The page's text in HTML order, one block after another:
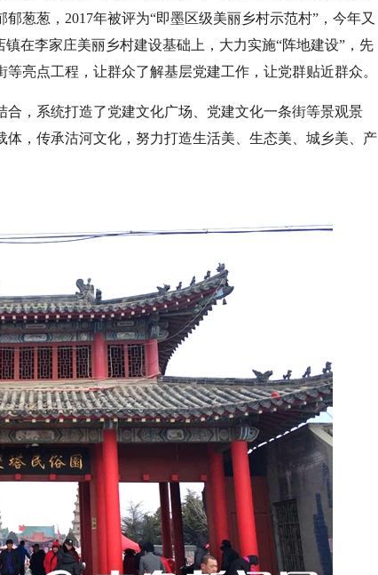
葱葱，2017年被评为“即墨区级美丽乡村示范村”，今年又
在李家庄美丽乡村建设基础上，大力实施“阵地建设”，先
亮点工程，让群众了解基层党建工作，让党群贴近群众。
，系统打造了党建文化广场、党建文化一条街等景观景
，传承沽河文化，努力打造生活美、生态美、城乡美、产